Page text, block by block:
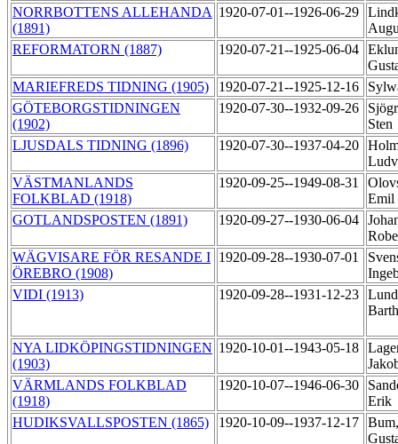
NORRBOTTENS ALLEHANDA
(1891)
1920-07-01--1926-06-29
REFORMATORN (1887)
1920-07-21--1925-06-04
MARIEFREDS TIDNING (1905)
1920-07-21--1925-12-16
GÖTEBORGSTIDNINGEN
(1902)
1920-07-30--1932-09-26
Sten
LJUSDALS TIDNING (1896)
1920-07-30--1937-04-20
VÄSTMANLANDS
FOLKBLAD (1918)
1920-09-25--1949-08-31
Emil
GOTLANDSPOSTEN (1891)
1920-09-27--1930-06-04
WÄGVISARE FÖR RESANDE I
ÖREBRO (1908)
1920-09-28--1930-07-01
VIDI (1913)
1920-09-28--1931-12-23
NYA LIDKÖPINGSTIDNINGEN
(1903)
1920-10-01--1943-05-18
VÄRMLANDS FOLKBLAD
(1918)
1920-10-07--1946-06-30
Erik
HUDIKSVALLSPOSTEN (1865)
1920-10-09--1937-12-17